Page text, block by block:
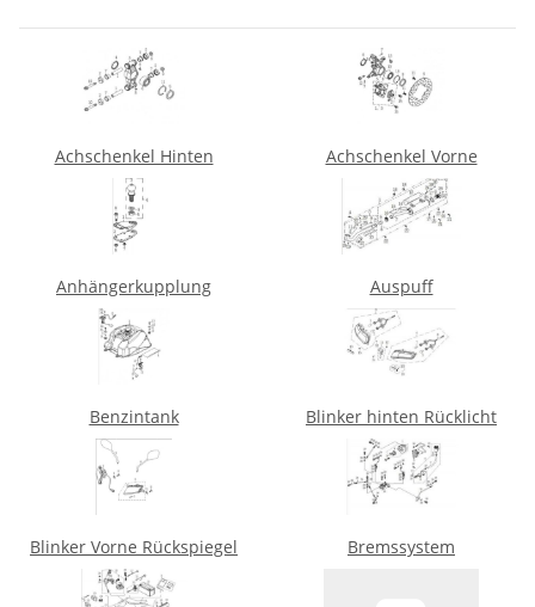
Achschenkel Hinten Achschenkel Vorne
Anhängerkupplung Auspuff
Benzintank Blinker hinten Rücklicht
Blinker Vorne Rückspiegel Bremssystem